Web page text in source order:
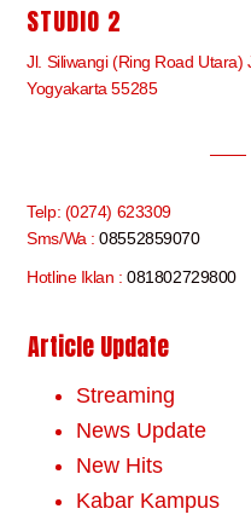
STUDIO 2
Jl. Siliwangi (Ring Road
Yogyakarta 55285
Telp: (0274) 623309
Sms/Wa :08552859070
Hotline Iklan :081802729800
Article Update
Streaming
News Update
New Hits
Kabar Kampus